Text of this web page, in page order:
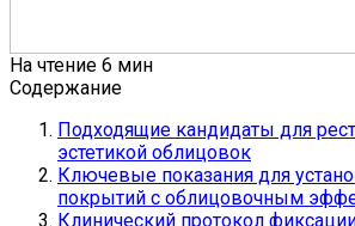
На чтение 6 мин
Содержание
Подходящие кандидаты для
эстетикой облицовок
Ключевые показания для
покрытий с облицовочным
Клинический протокол